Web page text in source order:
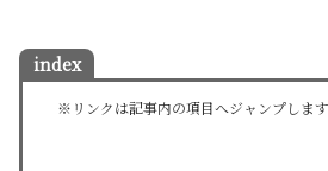
index
※リンクは記事内の項目へジャンプします